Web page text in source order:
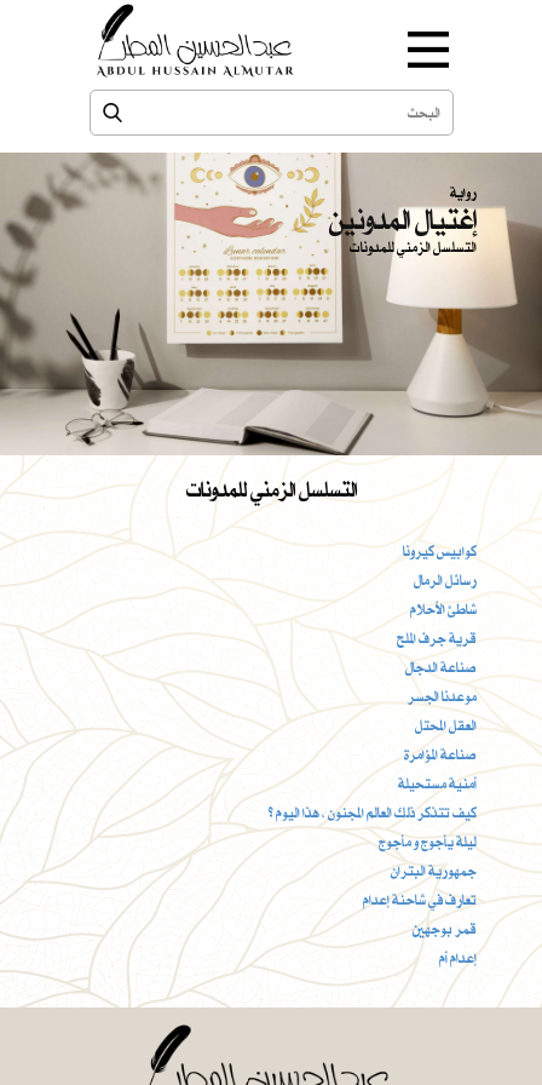
رواية
إغتيال المدونين
التسلسل الزمني للمدونات
التسلسل الزمني للمدونات
كوابيس كيرونا
رسائل الرمال
شاطئ الأحلام
قرية جرف الملح
صناعة الدجال
موعدنا الجسر
العقل المحتل
صناعة المؤامرة
أمنية مستحيلة
كيف تتذكر ذلك العالم المجنون ، هذا اليوم ؟
ليلة يأجوج و مأجوج
جمهورية البتران
تعارف في شاحنة إعدام
قمر بوجهين
إعدام أم